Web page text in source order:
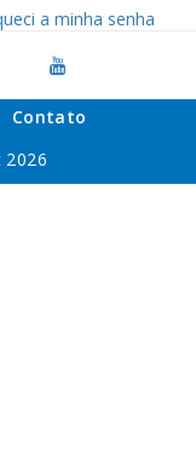
a minha senha
Contato
2026